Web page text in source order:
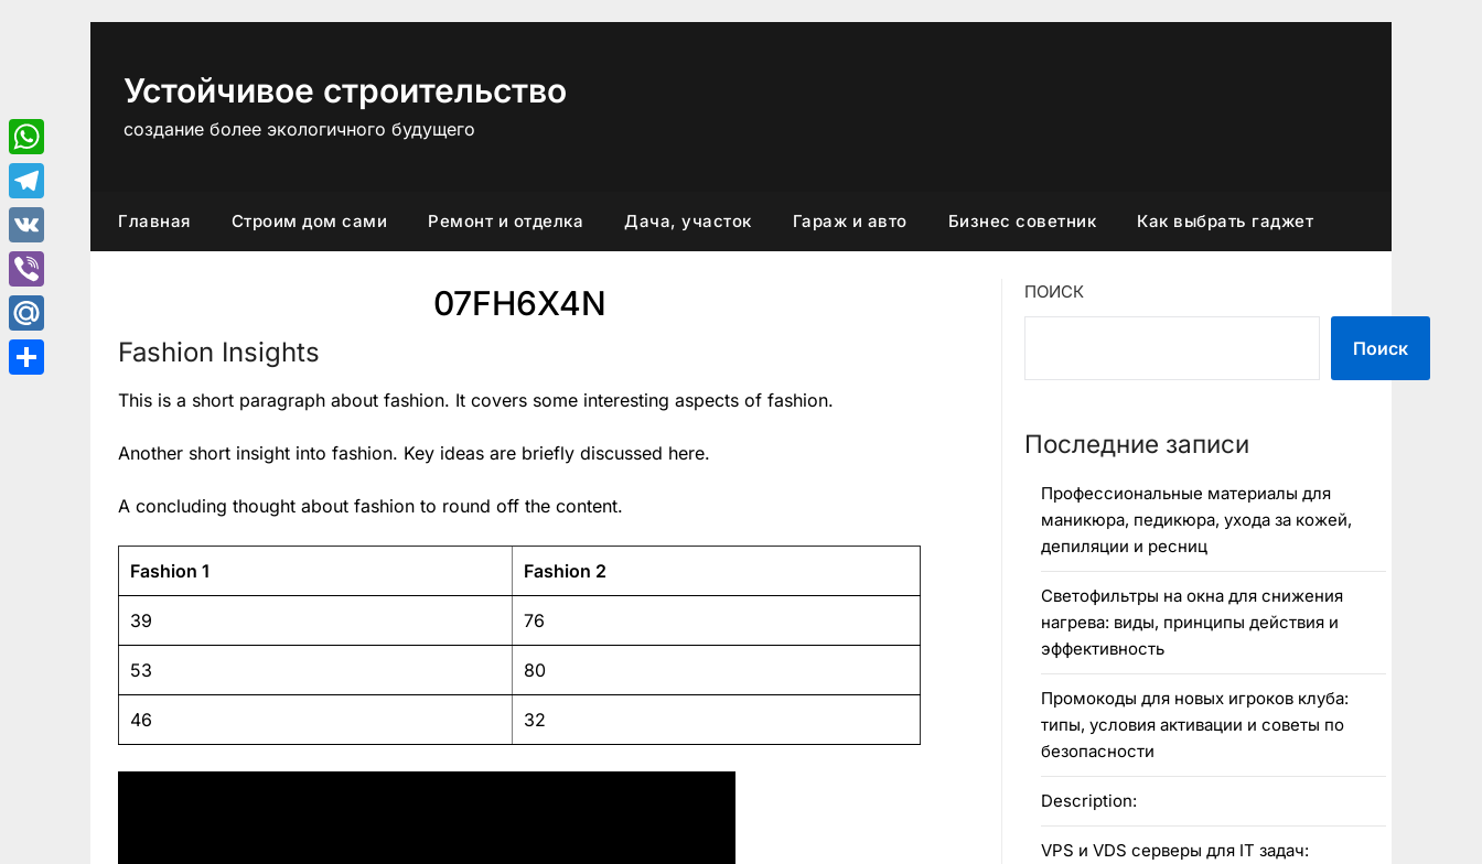
Устойчивое строительство
создание более экологичного будущего
Главная Строим дом сами Ремонт и отделка Дача, участок Гараж и авто Бизнес советник Как выбрать гаджет
07FH6X4N
Fashion Insights
This is a short paragraph about fashion. It covers some interesting aspects of fashion.
Another short insight into fashion. Key ideas are briefly discussed here.
A concluding thought about fashion to round off the content.
Fashion 1 Fashion 2
39 76
53 80
46 32
ПОИСК
Поиск
Последние записи
Профессиональные материалы для
маникюра, педикюра, ухода за кожей,
депиляции и ресниц
Светофильтры на окна для снижения
нагрева: виды, принципы действия и
эффективность
Промокоды для новых игроков клуба:
типы, условия активации и советы по
безопасности
Description:
VPS и VDS серверы для IT задач:
WhatsApp
Telegram
VK
Viber
Mail.Ru